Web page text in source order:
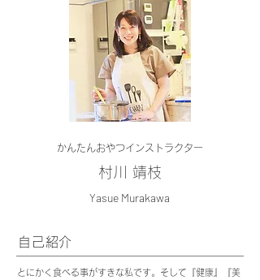
かんたんおやつインストラクター
村川 靖枝
Yasue Murakawa
自己紹介
とにかく食べる事がすきな私です。そして『健康』『美